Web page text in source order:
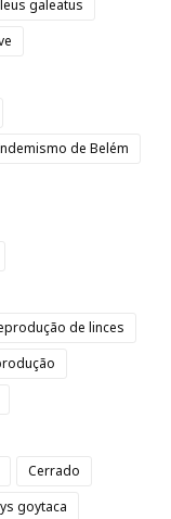
galeatus
de Belém
de linces
Cerrado
goytaca